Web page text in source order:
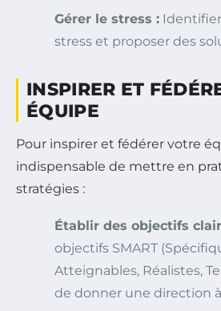
Gérer le stress :
stress et proposer des
INSPIRER ET
ÉQUIPE
Pour inspirer et fédérer votre
indispensable de mettre en
stratégies :
Établir des objectifs
objectifs SMART
Atteignables, Réalistes,
de donner une direction à